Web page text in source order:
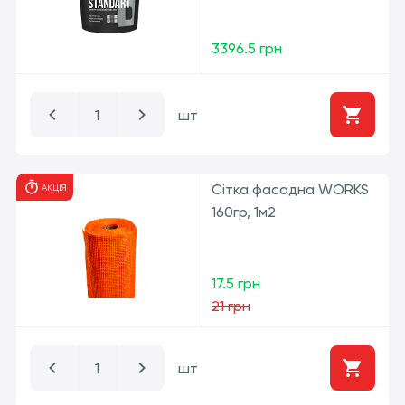
3396.5 грн
шт
АКЦІЯ
Сітка фасадна WORKS
160гр, 1м2
17.5 грн
21 грн
шт